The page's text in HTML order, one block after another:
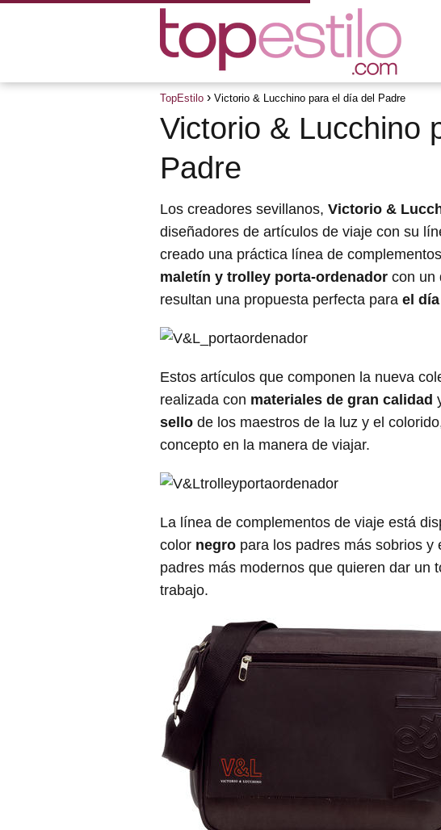
TopEstilo Victorio & Lucchino para el día del Padre
Victorio & Lucchino
Padre
Los creadores sevillanos, Victorio &
diseñadores de artículos de viaje con su
creado una práctica línea de
maletín y trolley porta-ordenador con un
resultan una propuesta perfecta para el
Estos artículos que componen la nueva
realizada con materiales de gran calidad
sello de los maestros de la luz y el
concepto en la manera de viajar.
La línea de complementos de viaje está
color negro para los padres más sobrios y
padres más modernos que quieren dar un
trabajo.